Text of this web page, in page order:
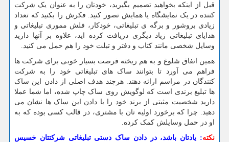
قبل از اینکه بخواهید تصمیم بگیرید، خودتان را به عنوان یک شرکت
کننده در یک نمایشگاه یا همایش تصور کنید. فکرش را بکنید که تعداد
زیادی بروشور و برگه ی تبلیغاتی، خودکار، فلش مموری تبلیغاتی و
هدایای تبلیغاتی زیاد دیگری دریافت کرده اید، علاوه بر آنها دارید
وسایل شخصی مانند کتاب و دفتر و تبلت خود را هم حمل می کنید.
همین اتفاق شلوغ و به هم ریخته فرصت بسیار خوبی برای شرکت ها
فراهم می آورد تا بتوانند ساک های تبلیغاتی خود را به شرکت
کنندگان در مراسم ارائه دهند. هرچند هدف اصلی از دادن این ساک
ها تبلیغ برندی است که لوگویش روی ساک چاپ شده، اما شما عملا
دارید شخصیت مثبتی از برند خود را با دادن این ساک ها نشان می
دهید. چرا که برخورد اولیه تان با مشتری، در قالب کسی بوده که به
او در حمل وسایلش کمک کرده.
نکته: یادتان باشد، در دادن ساک دستی تبلیغاتی شرکتتان خسیس